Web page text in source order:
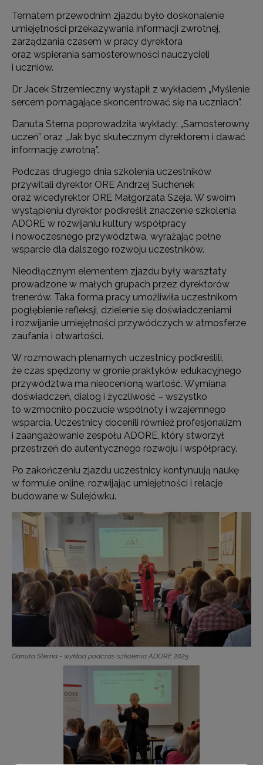
Tematem przewodnim zjazdu było doskonalenie
umiejętności przekazywania informacji zwrotnej,
zarządzania czasem w pracy dyrektora
oraz wspierania samosterowności nauczycieli
i uczniów.
Dr Jacek Strzemieczny wystąpił z wykładem „Myślenie
sercem pomagające skoncentrować się na uczniach”.
Danuta Sterna poprowadziła wykłady: „Samosterowny
uczeń” oraz „Jak być skutecznym dyrektorem i dawać
informację zwrotną”.
Podczas drugiego dnia szkolenia uczestników
przywitali dyrektor ORE Andrzej Suchenek
oraz wicedyrektor ORE Małgorzata Szeja. W swoim
wystąpieniu dyrektor podkreślił znaczenie szkolenia
ADORE w rozwijaniu kultury współpracy
i nowoczesnego przywództwa, wyrażając pełne
wsparcie dla dalszego rozwoju uczestników.
Nieodłącznym elementem zjazdu były warsztaty
prowadzone w małych grupach przez dyrektorów
trenerów. Taka forma pracy umożliwiła uczestnikom
pogłębienie refleksji, dzielenie się doświadczeniami
i rozwijanie umiejętności przywódczych w atmosferze
zaufania i otwartości.
W rozmowach plenarnych uczestnicy podkreślili,
że czas spędzony w gronie praktyków edukacyjnego
przywództwa ma nieocenioną wartość. Wymiana
doświadczeń, dialog i życzliwość – wszystko
to wzmocniło poczucie wspólnoty i wzajemnego
wsparcia. Uczestnicy docenili również profesjonalizm
i zaangażowanie zespołu ADORE, który stworzył
przestrzeń do autentycznego rozwoju i współpracy.
Po zakończeniu zjazdu uczestnicy kontynuują naukę
w formule online, rozwijając umiejętności i relacje
budowane w Sulejówku.
Danuta Sterna - wykład podczas szkolenia ADORE 2025